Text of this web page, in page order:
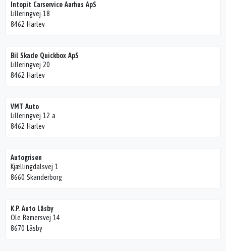
Intopit Carservice Aarhus ApS
Lilleringvej 18
8462 Harlev
Bil Skade Quickbox ApS
Lilleringvej 20
8462 Harlev
VMT Auto
Lilleringvej 12 a
8462 Harlev
Autogrisen
Kjællingdalsvej 1
8660 Skanderborg
K.P. Auto Låsby
Ole Rømersvej 14
8670 Låsby